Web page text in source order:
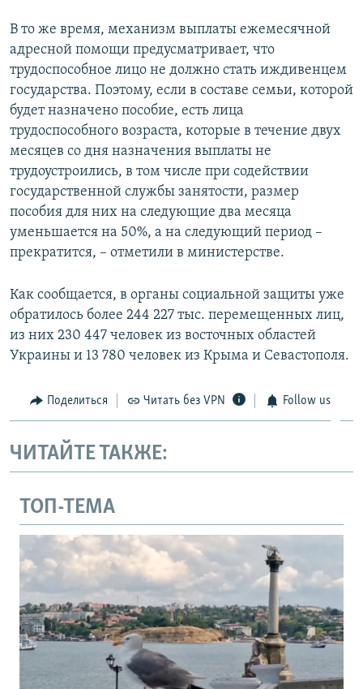
В то же время, механизм выплаты ежемесячной
адресной помощи предусматривает, что
трудоспособное лицо не должно стать иждивенцем
государства. Поэтому, если в составе семьи, которой
будет назначено пособие, есть лица
трудоспособного возраста, которые в течение двух
месяцев со дня назначения выплаты не
трудоустроились, в том числе при содействии
государственной службы занятости, размер
пособия для них на следующие два месяца
уменьшается на 50%, а на следующий период –
прекратится, – отметили в министерстве.
Как сообщается, в органы социальной защиты уже
обратилось более 244 227 тыс. перемещенных лиц,
из них 230 447 человек из восточных областей
Украины и 13 780 человек из Крыма и Севастополя.
Поделиться Читать без VPN Follow us
ЧИТАЙТЕ ТАКЖЕ:
ТОП-ТЕМА